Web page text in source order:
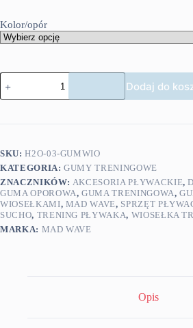
Kolor/opór
ilość
MAD
WAVE
wiosełkami
Dodaj do
SKU:H2O-03-GUMWIO
KATEGORIA:GUMY TRENINGOWE
ZNACZNIKÓW: AKCESORIA PŁYWACKIE,
GUMA OPOROWA,GUMA TRENINGOWA,
WIOSEŁKAMI, MAD WAVE, SPRZĘT
SUCHO, TRENING PŁYWAKA, WIOSEŁKA
MARKA: MAD WAVE
Opis